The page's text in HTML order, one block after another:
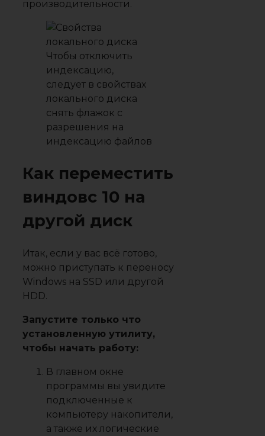
производительности.
Чтобы отключить
индексацию,
следует в свойствах
локального диска
снять флажок с
разрешения на
индексацию файлов
Как переместить
виндовс 10 на
другой диск
Итак, если у вас всё готово,
можно приступать к переносу
Windows на SSD или другой
HDD.
Запустите только что
установленную утилиту,
чтобы начать работу:
В главном окне
программы вы увидите
подключенные к
компьютеру накопители,
а также их логические